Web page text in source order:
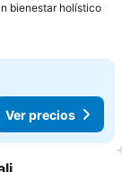
bienestar holístico
Ver precios